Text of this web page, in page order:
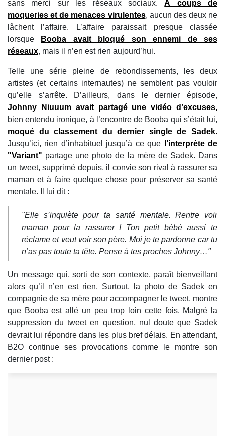
sans merci sur les réseaux sociaux.À coups de
moqueries et de menaces virulentes, aucun des deux ne
lâchent l’affaire. L’affaire paraissait presque classée
lorsque
Booba avait bloqué son ennemi de ses
réseaux, mais il n’en est rien aujourd’hui.
Telle une série pleine de rebondissements, les deux
artistes (et certains internautes) ne semblent pas vouloir
qu’elle s’arrête. D’ailleurs, dans le dernier épisode,
Johnny Niuuum avait partagé une vidéo d’excuses,
bien entendu ironique, à l’encontre de Booba qui s’était lui,
moqué du classement du dernier single de Sadek.
Jusqu’ici, rien d’inhabituel jusqu’à ce que
l’interprète de
"Variant" partage une photo de la mère de Sadek. Dans
un tweet, supprimé depuis, il convie son rival à rassurer sa
maman et à faire quelque chose pour préserver sa santé
mentale. Il lui dit :
"Elle s’inquiète pour ta santé mentale. Rentre voir
maman pour la rassurer ! Ton petit bébé aussi te
réclame et veut voir son père. Moi je te pardonne car tu
n’as pas toute ta tête. Pense à tes proches Johnny…"
Un message qui, sorti de son contexte, paraît bienveillant
alors qu’il n’en est rien. Surtout, la photo de Sadek en
compagnie de sa mère pour accompagner le tweet, montre
que Booba est allé un peu trop loin cette fois. Malgré la
suppression du tweet en question, nul doute que Sadek
devrait lui répondre dans les plus bref délais. En attendant,
B2O continue ses provocations comme le montre son
dernier post :